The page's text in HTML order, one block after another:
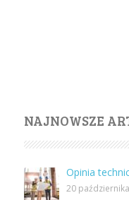
NAJNOWSZE
Opinia
20